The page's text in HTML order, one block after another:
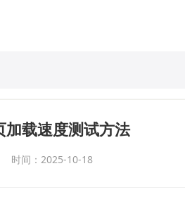
载速度测试方法
时间：2025-10-18